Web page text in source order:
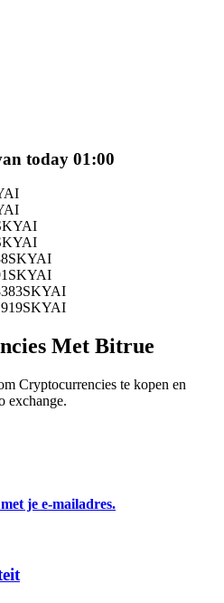
copy trading commissies
today 01:00
SKYAI
SKYAI
SKYAI
SKYAI
Met Bitrue
Cryptocurrencies te kopen en
exchange.
je e-mailadres.